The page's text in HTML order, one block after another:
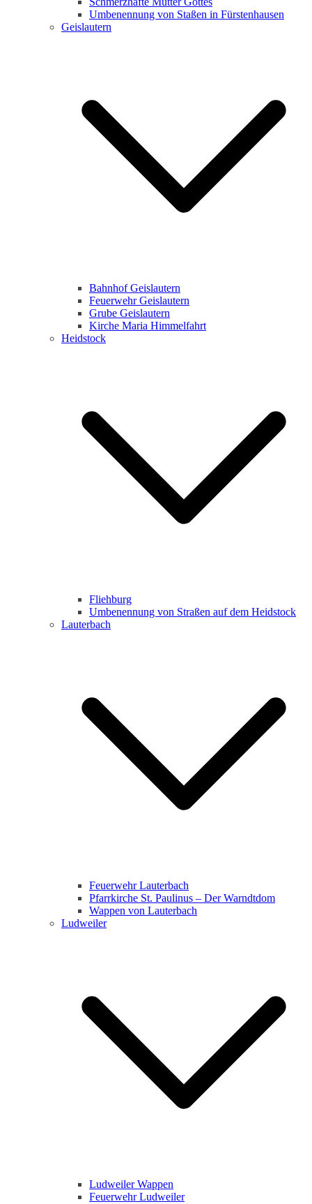
Umbenennung von Staßen in Fürstenhausen
Geislautern
Bahnhof Geislautern
Feuerwehr Geislautern
Grube Geislautern
Kirche Maria Himmelfahrt
Heidstock
Fliehburg
Umbenennung von Straßen auf dem Heidstock
Lauterbach
Feuerwehr Lauterbach
Pfarrkirche St. Paulinus – Der Warndtdom
Wappen von Lauterbach
Ludweiler
Ludweiler Wappen
Feuerwehr Ludweiler